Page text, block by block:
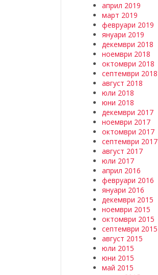
април 2019
март 2019
февруари 2019
януари 2019
декември 2018
ноември 2018
октомври 2018
септември 2018
август 2018
юли 2018
юни 2018
декември 2017
ноември 2017
октомври 2017
септември 2017
август 2017
юли 2017
април 2016
февруари 2016
януари 2016
декември 2015
ноември 2015
октомври 2015
септември 2015
август 2015
юли 2015
юни 2015
май 2015